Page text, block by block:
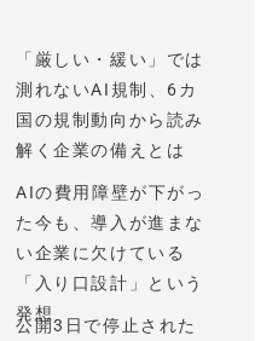
「厳しい・緩い」では
測れないAI規制、6カ
国の規制動向から読み
解く企業の備えとは
AIの費用障壁が下がっ
た今も、導入が進まな
い企業に欠けている
「入り口設計」という
発想
公開3日で停止された